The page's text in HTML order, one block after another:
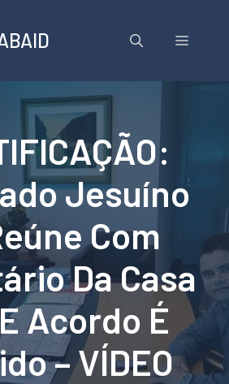
Menu
Jesuíno
Com
Da Casa
Acordo É
– VÍDEO